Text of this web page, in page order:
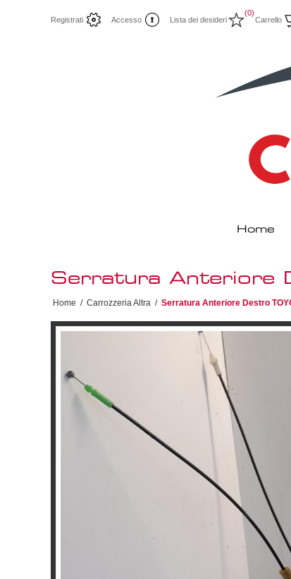
Registrati Accesso Lista dei desideri
(0)
Carrello
Home
Serratura Anteriore
Home / Carrozzeria Altra / Serratura Anteriore Destro